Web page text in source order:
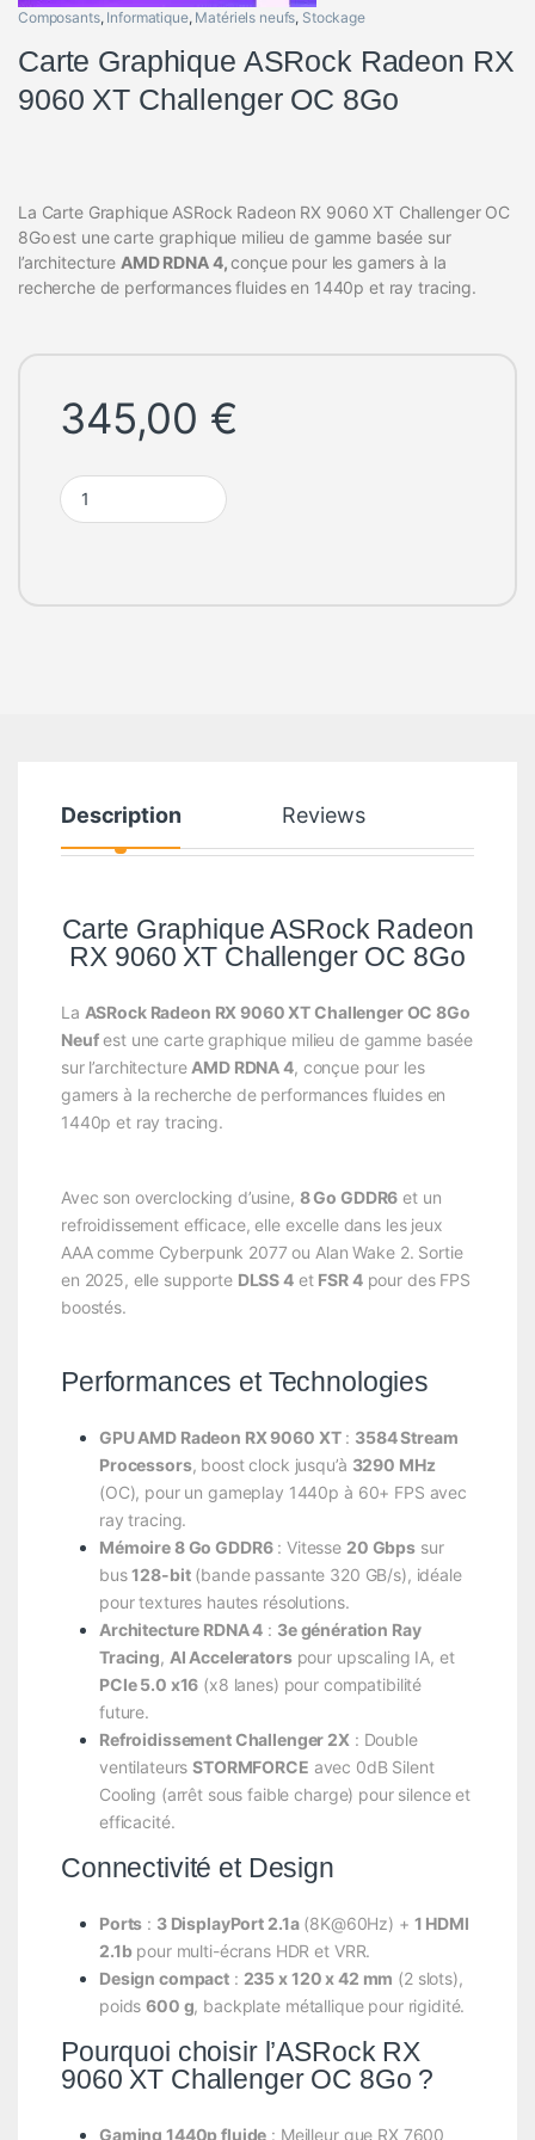
Composants, Informatique, Matériels neufs, Stockage
Carte Graphique ASRock Radeon RX
9060 XT Challenger OC 8Go
La Carte Graphique ASRock Radeon RX 9060 XT Challenger OC
8Goest une carte graphique milieu de gamme basée sur
l’architecture AMD RDNA 4,conçue pour les gamers à la
recherche de performances fluides en 1440p et ray tracing.
345,00 €
Carte Graphique ASRock Radeon RX 9060 XT Challenger
Description Reviews
Carte Graphique ASRock Radeon
RX 9060 XT Challenger OC 8Go
La ASRock Radeon RX 9060 XT Challenger OC 8Go
Neufest une carte graphique milieu de gamme basée
sur l’architecture AMD RDNA 4, conçue pour les
gamers à la recherche de performances fluides en
1440p et ray tracing.
Avec son overclocking d’usine, 8 Go GDDR6 et un
refroidissement efficace, elle excelle dans les jeux
AAA comme Cyberpunk 2077 ou Alan Wake 2. Sortie
en 2025, elle supporte DLSS 4et FSR 4pour des FPS
boostés.
Performances et Technologies
GPU AMD Radeon RX 9060 XT: 3584 Stream
Processors, boost clock jusqu’à 3290 MHz
(OC), pour un gameplay 1440p à 60+ FPS avec
ray tracing.
Mémoire 8 Go GDDR6: Vitesse 20 Gbpssur
bus128-bit(bande passante 320 GB/s), idéale
pour textures hautes résolutions.
Architecture RDNA 4 : 3e génération Ray
Tracing, AI Acceleratorspour upscaling IA, et
PCIe 5.0 x16 (x8 lanes) pour compatibilité
future.
Refroidissement Challenger 2X : Double
ventilateursSTORMFORCE avec 0dB Silent
Cooling (arrêt sous faible charge) pour silence et
efficacité.
Connectivité et Design
Ports : 3 DisplayPort 2.1a(8K@60Hz) + 1 HDMI
2.1bpour multi-écrans HDR et VRR.
Design compact : 235 x 120 x 42 mm (2 slots),
poids600 g, backplate métallique pour rigidité.
Pourquoi choisir l’ASRock RX
9060 XT Challenger OC 8Go ?
Gaming 1440p fluide : Meilleur que RX 7600